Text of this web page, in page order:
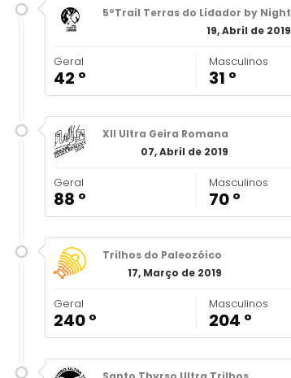
5ºTrail Terras do Lidador by Night
19, Abril de 2019
Geral
42 º
Masculinos
31 º
XII Ultra Geira Romana
07, Abril de 2019
Geral
88 º
Masculinos
70 º
Trilhos do Paleozóico
17, Março de 2019
Geral
240 º
Masculinos
204 º